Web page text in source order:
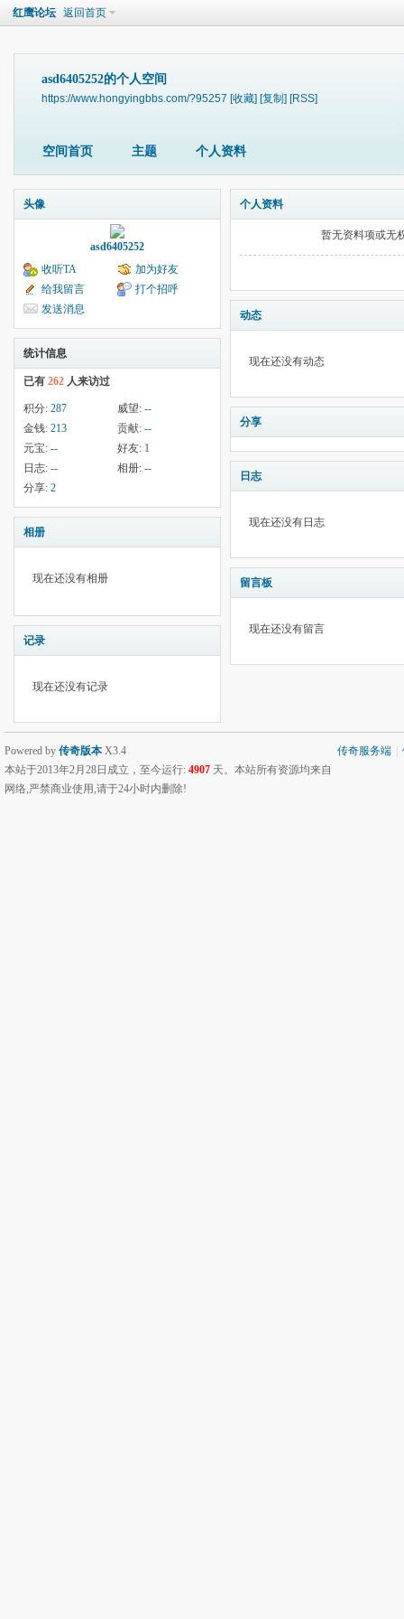
红鹰论坛 返回首页
asd6405252的个人空间
https://www.hongyingbbs.com/?95257 [收藏] [复制] [RSS]
空间首页 主题 个人资料
头像
asd6405252
收听TA
加为好友
给我留言
打个招呼
发送消息
统计信息
已有 262 人来访过
积分: 287 威望: --
金钱: 213 贡献: --
元宝: -- 好友: 1
日志: -- 相册: --
分享: 2
相册
现在还没有相册
记录
现在还没有记录
个人资料
暂无资料项或无
动态
现在还没有动态
分享
日志
现在还没有日志
留言板
现在还没有留言
传奇服务端
Powered by 传奇版本 X3.4
本站于2013年2月28日成立，至今运行: 4907 天。本站所有资源均来自
网络,严禁商业使用,请于24小时内删除!